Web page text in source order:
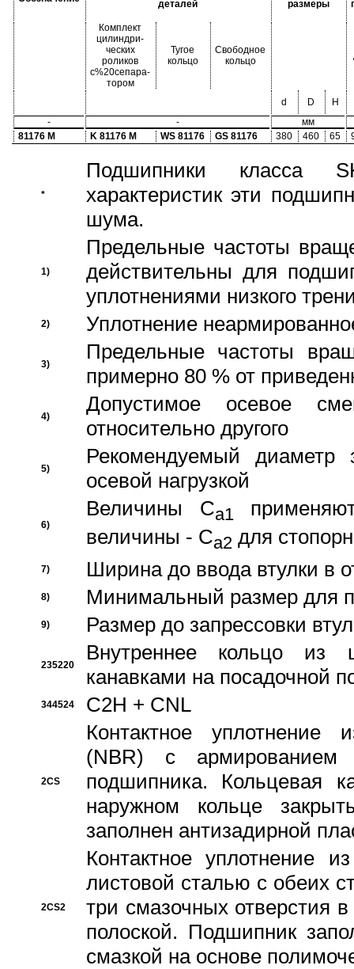
деталей
размеры
Комплект
цилиндри-
ческих
роликов
с%20сепара-
тором
Тугое
кольцо
Свободное
кольцо
d D
H
-
-
мм
81176 M
K 81176 M WS 81176 GS 81176 380 460 65
*
Подшипники класса
характеристик эти
шума.
1)
Предельные частоты
действительны для
уплотнениями низкого
2) Уплотнение
3)
Предельные частоты
примерно 80 % от
4)
Допустимое осевое
относительно другого
5)
Рекомендуемый диаметр
осевой нагрузкой
6)
Величины Ca1
величины - Ca2 для
7) Ширина до ввода втулки в
8) Минимальный размер для
9) Размер до запрессовки
235220
Внутреннее кольцо из
канавками на посадочной
344524 C2H + CNL
2CS
Контактное уплотнение
(NBR) с
подшипника. Кольцевая
наружном кольце
заполнен антизадирной
2CS2
Контактное уплотнение
листовой сталью с обеих
три смазочных отверстия
полоской. Подшипник
смазкой на основе